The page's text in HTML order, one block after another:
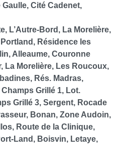
Cité Cadenet,
L’Autre-Bord, La Morelière,
Résidence les
Alleaume, Couronne
La Morelière, Les Roucoux,
Rés. Madras,
Grillé 1, Lot.
Grillé 3, Sergent, Rocade
Bonan, Zone Audoin,
Route de la Clinique,
Land, Boisvin, Letaye,